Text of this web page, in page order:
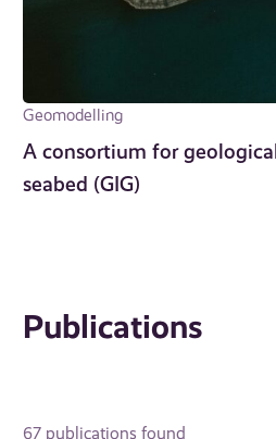
Geomodelling
A consortium for
seabed (GIG)
Publications
67 publications found